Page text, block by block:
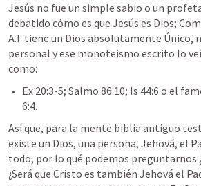
Jesús no fue un simple sabio o un
debatido cómo es que Jesús es Dios;
A.T tiene un Dios absolutamente Único,
personal y ese monoteismo escrito lo
como:
Ex 20:3-5; Salmo 86:10; Is 44:6 o el
6:4.
Así que, para la mente biblia antiguo
existe un Dios, una persona, Jehová, el
todo, por lo qué podemos preguntarnos
¿Será que Cristo es también Jehová el